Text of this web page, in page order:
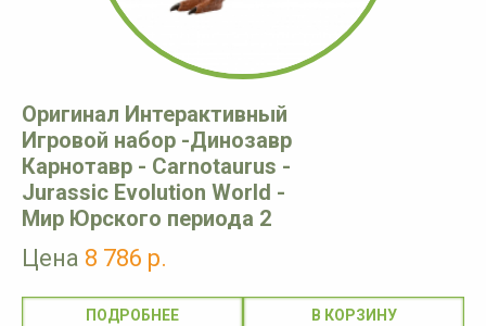
Оригинал Интерактивный
Игровой набор -Динозавр
Карнотавр - Carnotaurus -
Jurassic Evolution World -
Мир Юрского периода 2
Цена 8 786 р.
ПОДРОБНЕЕ